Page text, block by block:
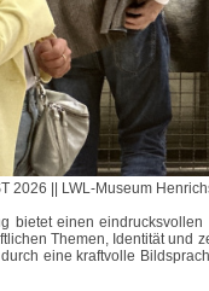
2026 || LWL-Museum
bietet einen
Themen, Identität und
eine kraftvolle